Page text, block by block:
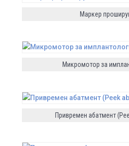
Маркер
Микромотор за
Привремен абатмент